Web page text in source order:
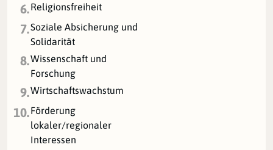
6.Religionsfreiheit
7.Soziale Absicherung und
Solidarität
8.Wissenschaft und
Forschung
9.Wirtschaftswachstum
10.Förderung
lokaler/regionaler
Interessen